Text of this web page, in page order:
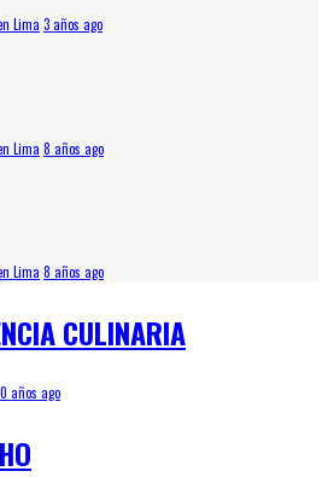
Lima 3 años ago
Lima 8 años ago
Lima 8 años ago
CULINARIA
años ago